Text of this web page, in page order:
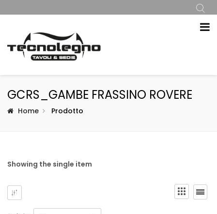
GCRS_GAMBE FRASSINO ROVERE
Home Prodotto
Showing the single item